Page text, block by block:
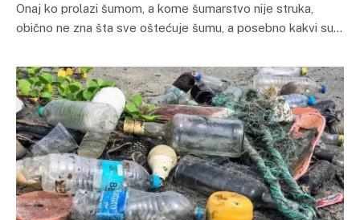
Onaj ko prolazi šumom, a kome šumarstvo nije struka,
obično ne zna šta sve oštećuje šumu, a posebno kakvi su…